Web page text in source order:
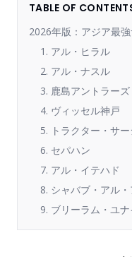
TABLE OF
2026年版：アジア最
1. アル・ヒラル
2. アル・ナスル
3. 鹿島アントラーズ
4. ヴィッセル神戸
5. トラクター・サー
6. セパハン
7. アル・イテハド
8. シャバブ・アル・
9. ブリーラム・ユ